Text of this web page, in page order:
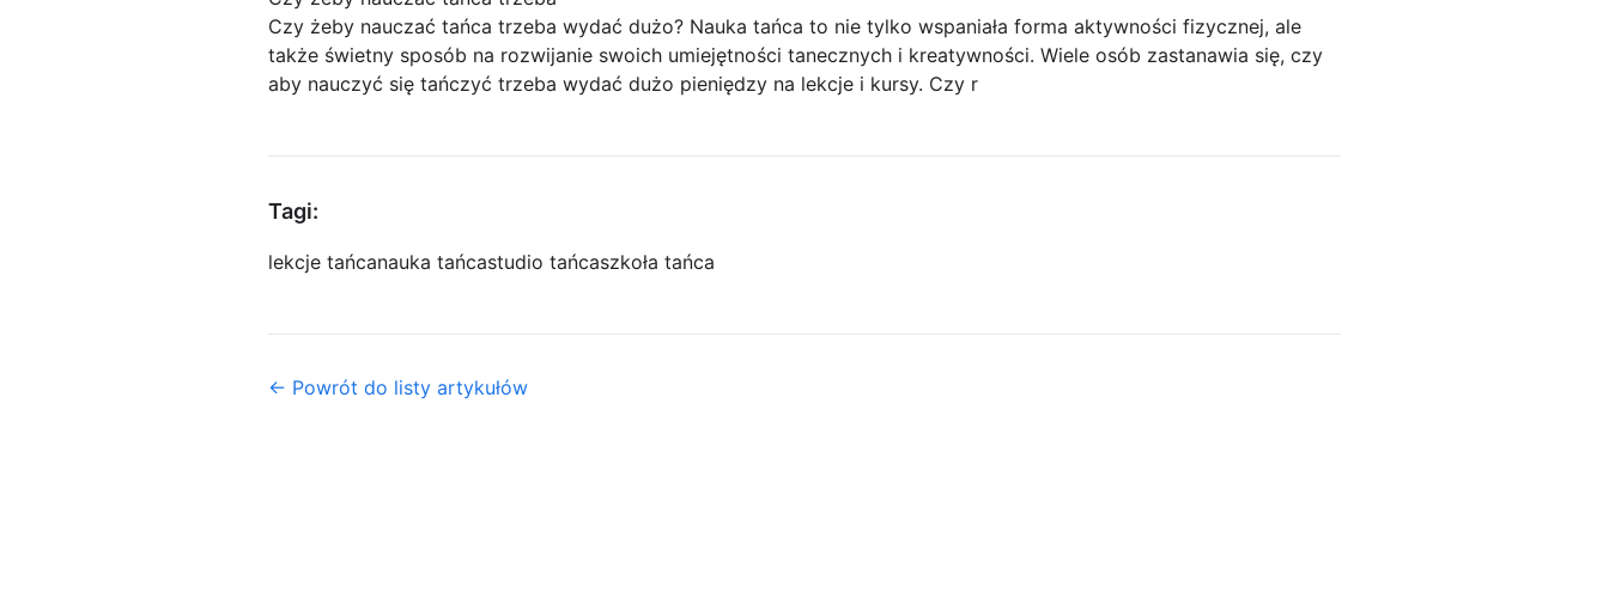
Czy żeby nauczać tańca trzeba wydać dużo? Nauka tańca to nie tylko wspaniała forma aktywności fizycznej, ale
także świetny sposób na rozwijanie swoich umiejętności tanecznych i kreatywności. Wiele osób zastanawia się, czy
aby nauczyć się tańczyć trzeba wydać dużo pieniędzy na lekcje i kursy. Czy r
Tagi:
lekcje tańcanauka tańcastudio tańcaszkoła tańca
← Powrót do listy artykułów